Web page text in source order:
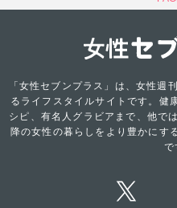
「女性セブンプラス」は、女性週
るライフスタイルサイトです。健
シピ、有名人グラビアまで、他で
降の女性の暮らしをより豊かにす
で